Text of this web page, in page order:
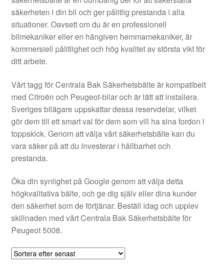
Kontakt
Mitt konto
Om oss
Reklamationsprocedur
Transport
Vagn
Världsomspännande frakt
Villkor
säkerheten i din bil och ger pålitlig prestanda i alla
situationer. Oavsett om du är en professionell
bilmekaniker eller en hängiven hemmamekaniker, är
kommersiell pålitlighet och hög kvalitet av största vikt för
ditt arbete.
Vårt tagg för Centrala Bak Säkerhetsbälte är kompatibelt
med Citroën och Peugeot-bilar och är lätt att installera.
Sveriges bilägare uppskattar dessa reservdelar, vilket
gör dem till ett smart val för dem som vill ha sina fordon i
toppskick. Genom att välja vårt säkerhetsbälte kan du
vara säker på att du investerar i hållbarhet och
prestanda.
Öka din synlighet på Google genom att välja detta
högkvalitativa bälte, och ge dig själv eller dina kunder
den säkerhet som de förtjänar. Beställ idag och upplev
skillnaden med vårt Centrala Bak Säkerhetsbälte för
Peugeot 5008.